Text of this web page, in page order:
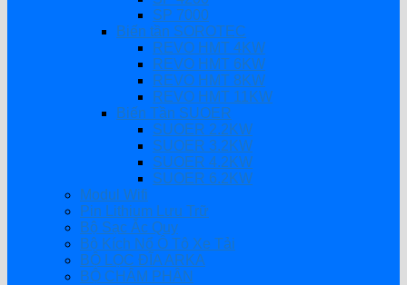
SP 7000
Biến tần SOROTEC
REVO HMT 4KW
REVO HMT 6KW
REVO HMT 8KW
REVO HMT 11KW
Biến Tần SUOER
SUOER 2.2KW
SUOER 3.2KW
SUOER 4.2KW
SUOER 6.2KW
Modul Wifi
Pin Lithium Lưu Trữ
Bộ Sạc Ắc Quy
Bộ Kích Nổ Ô Tô Xe Tải
BỘ LỌC ĐĨA ARKA
BỘ CHÂM PHÂN